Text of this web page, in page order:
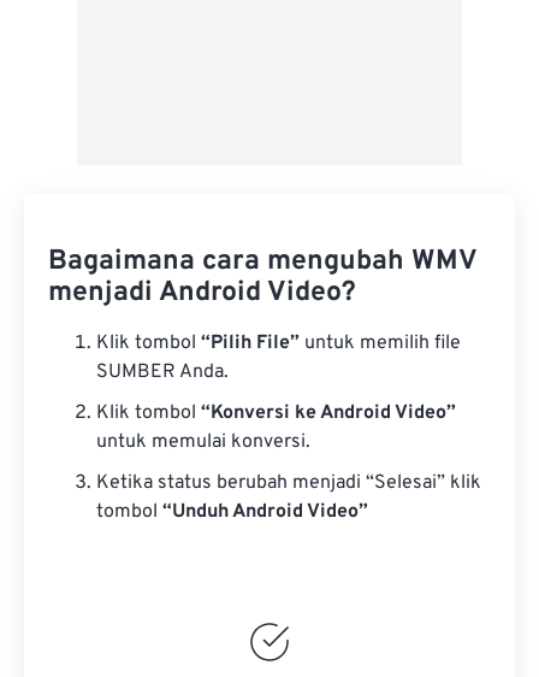
Bagaimana cara mengubah WMV
menjadi Android Video?
Klik tombol “Pilih File” untuk memilih file
SUMBER Anda.
Klik tombol “Konversi ke Android Video”
untuk memulai konversi.
Ketika status berubah menjadi “Selesai” klik
tombol “Unduh Android Video”